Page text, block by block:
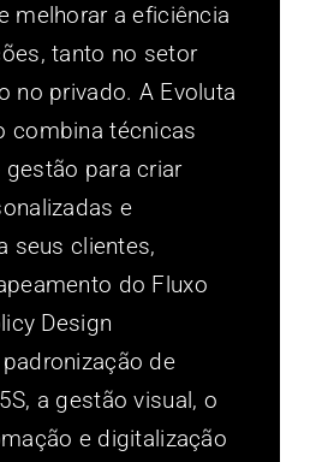
melhorar a eficiência
tanto no setor
no privado. A Evoluta
combina técnicas
gestão para criar
e
seus clientes,
do Fluxo
Design
de
a gestão visual, o
e digitalização